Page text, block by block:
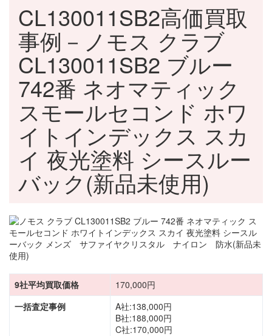
CL130011SB2高価買取
事例－ノモス クラブ
CL130011SB2 ブルー
742番 ネオマティック
スモールセコンド ホワ
イトインデックス スカ
イ 夜光塗料 シースルー
バック(新品未使用)
9社平均買取価格
170,000円
一括査定事例
A社:138,000円
B社:188,000円
C社:170,000円